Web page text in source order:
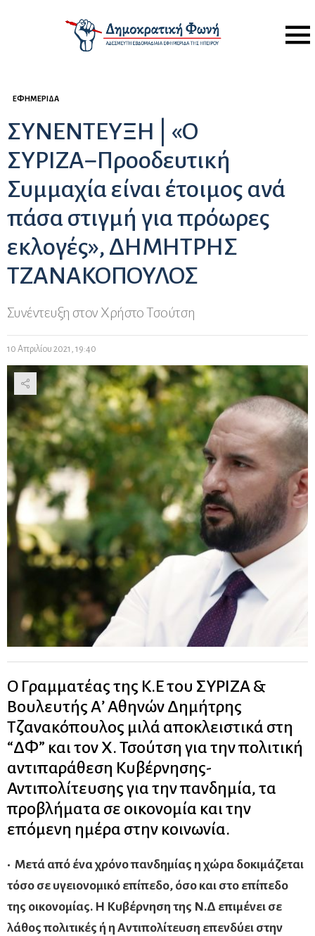
Menu
ΕΦΗΜΕΡΊΔΑ
ΣΥΝΕΝΤΕΥΞΗ | «Ο
ΣΥΡΙΖΑ−Προοδευτική
Συμμαχία είναι έτοιμος ανά
πάσα στιγμή για πρόωρες
εκλογές», ΔΗΜΗΤΡΗΣ
ΤΖΑΝΑΚΟΠΟΥΛΟΣ
Συνέντευξη στον Χρήστο Τσούτση
10 Απριλίου 2021, 19:40
Ο Γραμματέας της Κ.Ε του ΣΥΡΙΖΑ &
Βουλευτής Α’ Αθηνών Δημήτρης
Τζανακόπουλος μιλά αποκλειστικά στη
“ΔΦ” και τον Χ. Τσούτση για την πολιτική
αντιπαράθεση Κυβέρνησης-
Αντιπολίτευσης για την πανδημία, τα
προβλήματα σε οικονομία και την
επόμενη ημέρα στην κοινωνία.
• Μετά από ένα χρόνο πανδημίας η χώρα δοκιμάζεται
τόσο σε υγειονομικό επίπεδο, όσο και στο επίπεδο
της οικονομίας. Η Κυβέρνηση της Ν.Δ επιμένει σε
λάθος πολιτικές ή η Αντιπολίτευση επενδύει στην